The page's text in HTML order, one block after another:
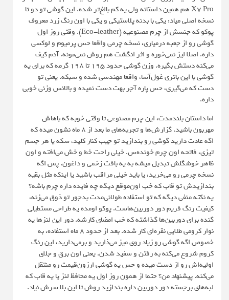
X7 Pro هم همین داستانه ولی یه کم بالغ‌تر شده. این گوشی تو دو تا
نسخه اصلی میاد: یکی با بدنه پلاستیکی و یکی با اون رنگ زرد معروف
پوکو که جنسش از چرم مصنوعیه (Eco-leather). وقتی روز اول
گوشی رو از جعبه درمیاری، نسخه چرمی واقعا حس پرمیوم و لوکسی
داره. اصلا لیز نمی‌خوره و اثر انگشت هم روش نمی‌مونه. آدم کیف
می‌کنه دستش بگیره. وزن گوشی حدود ۱۹۵ تا ۱۹۸ گرمه که برای یه
گوشی با این باتری غول‌آسا، واقعا مهندسی شده و سبکه. یعنی تو
دست که می‌گیری، حس پاره آجر بهت دست نمیده و بالانس وزنی خوبی
داره.
اما داستان بلندمدت، این چرم مصنوعی تا وقتی خوبه که باهاش
مهربون باشید. گزارش‌ها و تجربه‌های ما بعد از ۸ ماه نشون میده که
اگه عادت دارید گوشی رو بندازید تو جیب کنار کلید، سکه یا هر جسم
تیزی، فاتحه اون چرم خونده‌س. خیلی راحت خط و خش می‌افته و اون
ظاهر خوشگلش تبدیل میشه به یه بافت زخمی و داغون. پس اگه
نسخه چرمی رو می‌خرید، یا باید خیلی مراقب باشید یا اینکه مثل بقیه
بندازیدش تو قاب که خب اون‌موقع دیگه چه فایده داره چرم باشه؟
یه نکته منفی دیگه که تو استفاده طولانی‌مدت بدجور تو ذوق می‌زنه،
کیفیت رنگ فریم دور دوربین‌هاست. پوکو اومده یه طراحی مستطیلی
گنده برای دوربین‌ها گذاشته که خب امضای کارشه. دور این لنزها یه
نوار کرومی طلایی نقره‌ای کار شده. بعد از حدود ۸ ماه استفاده، به
خصوص اگه گوشی رو زیاد روی میز می‌ذارید و برمی‌دارید، این رنگ
کروم شروع می‌کنه به رفتن و سفید شدن. یعنی اون برق و جلای
اولیه‌اش رو از دست میده و حس یه گوشی ارزون‌قیمت رو منتقل
می‌کنه. پیشنهاد من؟ حتما از همون روز اول یه محافظ لنز یا یه قاب که
لبه‌های برجسته دور دوربین داره بندازید روش تا این بلا سرش نیاد.